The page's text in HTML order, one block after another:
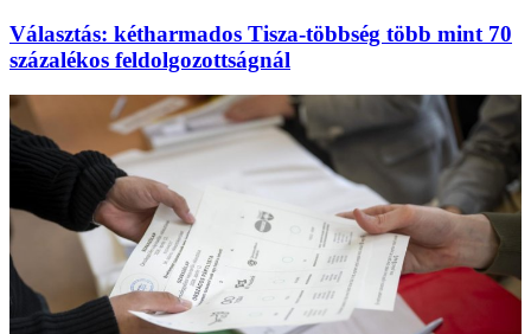
Választás: kétharmados Tisza-többség több mint 70
százalékos feldolgozottságnál